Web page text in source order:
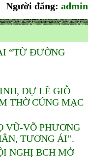
Người đăng: admin
“TỪ ĐƯỜNG
DỰ LẼ GIỖ
THỜ CÚNG MẠC
VŨ-VÕ PHƯƠNG
TƯƠNG ÁI”.
NGHỊ BCH MỞ